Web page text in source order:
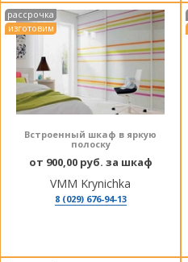
рассрочка
изготовим
Встроенный шкаф в яркую
полоску
от 900,00 руб. за шкаф
VMM Krynichka
8 (029) 676-94-13